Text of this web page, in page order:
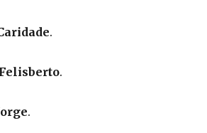
.
Felisberto.
.